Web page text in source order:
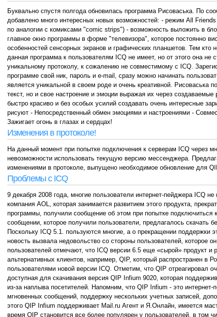
Буквально спустя полгода обновилась программа Рисоваська. По
добавлено много интересных новых возможностей: - режим All
по аналогии с комиксами "comic strips") - возможность выложить в
главное окно программы в форме "телевизора", которое постоянно
особенностей сенсорных экранов и графических планшетов. Тем
данная программа к пользователям ICQ не имеет, но от этого она
уникальному протоколу, к сожалению не совместимому с ICQ.
программе свой ник, пароль и e-mail, сразу можно начинать
является уникальной в своем роде и очень креативной. Рисоваська
текст, но и свое настроение и эмоции выражая их через
быстро красиво и без особых усилий создавать очень интересные
рисуют - Непосредственный обмен эмоциями и настроениями -
Зажигает огонь в глазах и сердцах!
Изменения в протоколе!
На данный момент при попытке подключения к серверам ICQ через
невозможности использовать текущую версию мессенджера.
изменениями в протоколе, выпущено необходимое обновление для
Проблемы с ICQ
9 декабря 2008 года, многие пользователи интернет-пейджера ICQ
компания AOL, которая занимается развитием этого продукта,
программы, получили сообщение об этом при попытке
сообщении, которое получили пользователи, предлагалось скачать
Поскольку ICQ 5.1. пользуются многие, а о прекращении поддержки
новость вызвала недовольство со стороны пользователей, которое
пользователей отмечают, что ICQ версии 6.5 еще «сырой» продукт
альтернативных клиентов, например, QIP, который распространен в
пользователями новой версии ICQ. Отметим, что QIP отреагировал
доступная для скачивания версия QIP Infium 9020, которая
из-за наплыва посетителей. Напомним, что QIP Infium - это
мгновенных сообщений, поддержку нескольких учетных записей,
этого QIP Infium поддерживает Mail.ru Агент и Я.Онлайн, имеется
время QIP становится все более популярен у пользователей, в том